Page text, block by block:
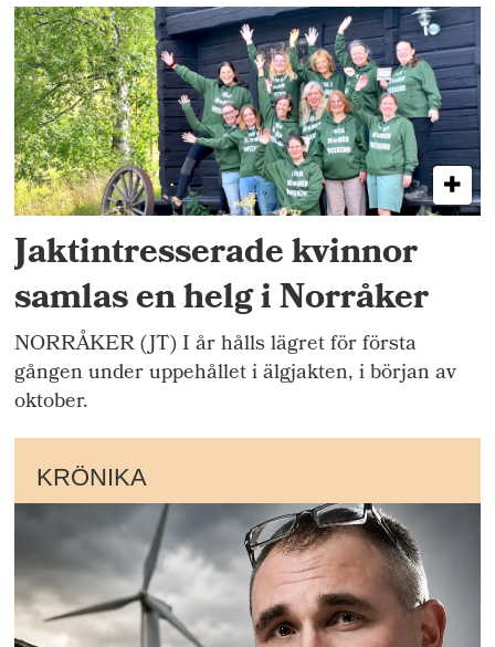
Jaktintresserade kvinnor
samlas en helg i Norråker
NORRÅKER (JT) I år hålls lägret för första
gången under uppehållet i älgjakten, i början av
oktober.
KRÖNIKA